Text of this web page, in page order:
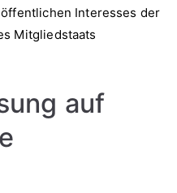
Interesses der
Mitgliedstaats
auf